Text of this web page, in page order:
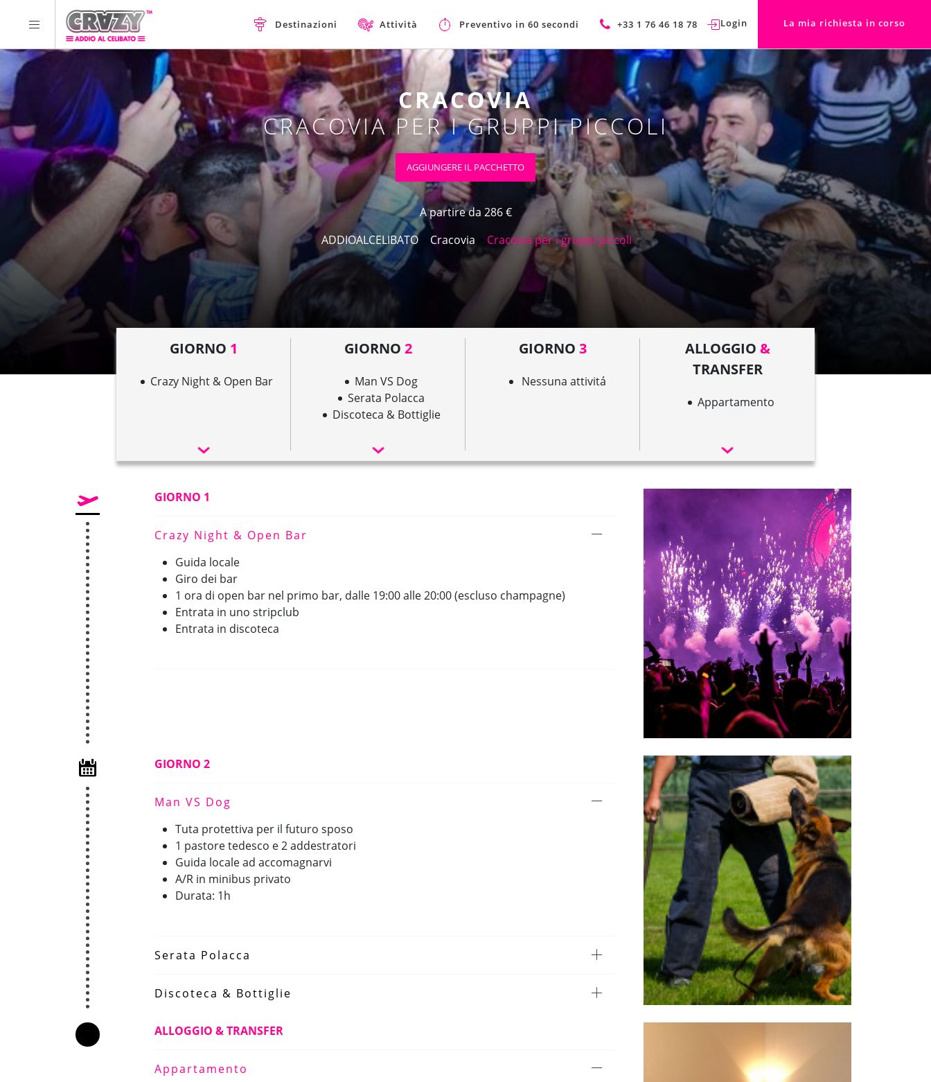
Destinazioni Attività Preventivo in 60 secondi +33 1 76 46 18 78 Login La mia richiesta in corso
CRACOVIA
CRACOVIA PER I GRUPPI PICCOLI
AGGIUNGERE IL PACCHETTO
A partire da 286 €
ADDIOALCELIBATO> Cracovia Cracovia per i gruppi piccoli
GIORNO 1
Crazy Night & Open Bar
GIORNO 2
Man VS Dog
Serata Polacca
Discoteca & Bottiglie
GIORNO 3
Nessuna attivitá
ALLOGGIO &
TRANSFER
Appartamento
GIORNO 1
Crazy Night & Open Bar
Guida locale
Giro dei bar
1 ora di open bar nel primo bar, dalle 19:00 alle 20:00 (escluso champagne)
Entrata in uno stripclub
Entrata in discoteca
GIORNO 2
Man VS Dog
Tuta protettiva per il futuro sposo
1 pastore tedesco e 2 addestratori
Guida locale ad accomagnarvi
A/R in minibus privato
Durata: 1h
Serata Polacca
Discoteca & Bottiglie
ALLOGGIO & TRANSFER
Appartamento